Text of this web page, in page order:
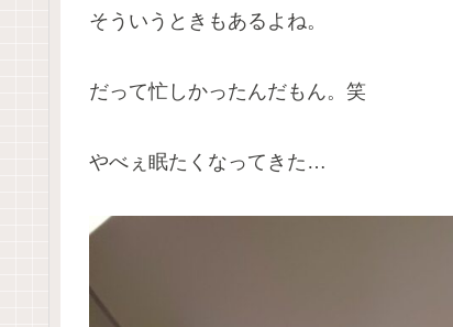
そういうときもあるよね。
だって忙しかったんだもん。笑
やべぇ眠たくなってきた…